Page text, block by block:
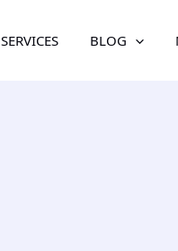
SERVICES BLOG